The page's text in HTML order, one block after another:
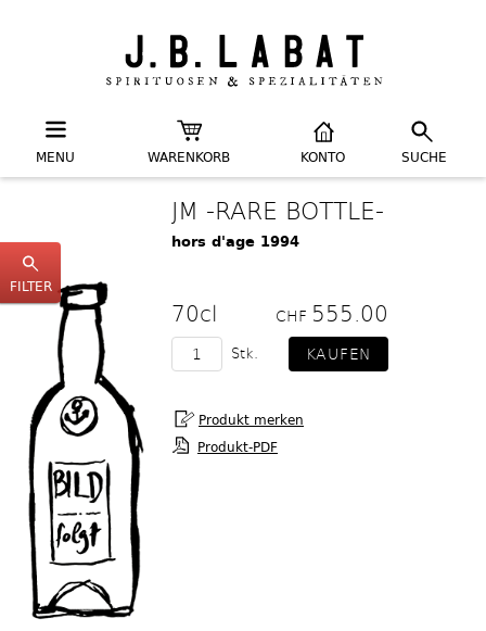
MENU WARENKORB KONTO SUCHE
FILTER
JM -RARE BOTTLE-
hors d'age 1994
70cl CHF 555.00
Stk.
Produkt-PDF